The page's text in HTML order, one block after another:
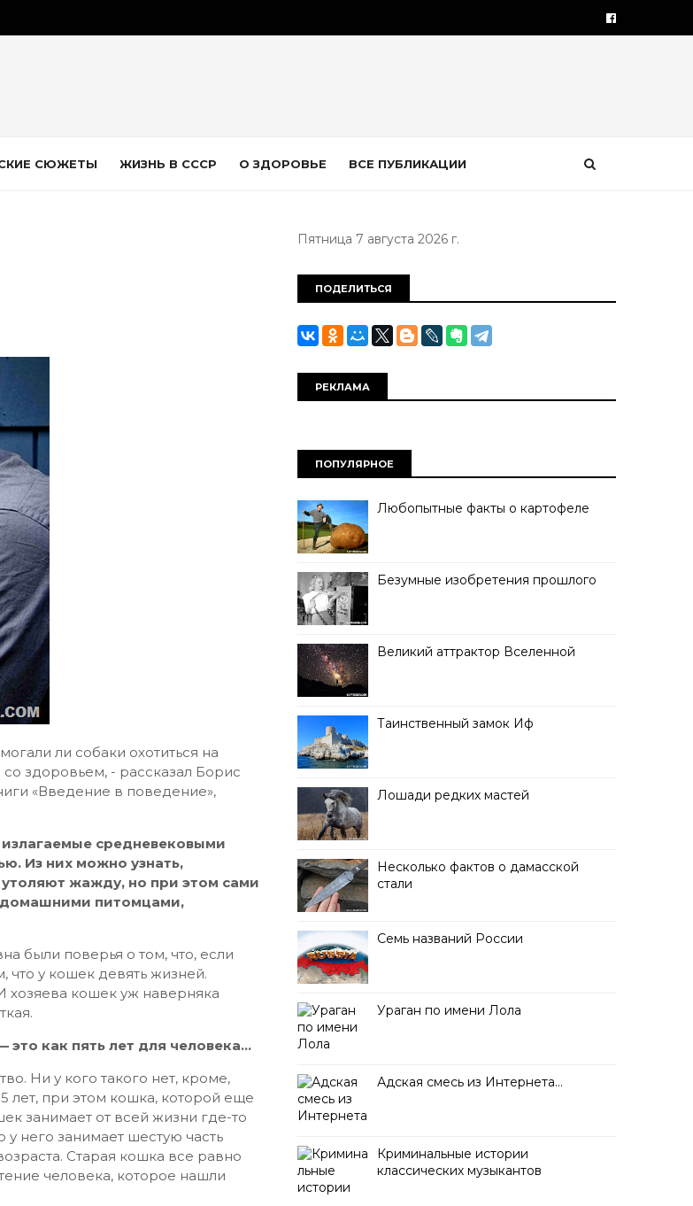
СЮЖЕТЫ ЖИЗНЬ В СССР О ЗДОРОВЬЕ ВСЕ ПУБЛИКАЦИИ
ли собаки охотиться на
здоровьем, - рассказал Борис
«Введение в поведение»,
средневековыми
Из них можно узнать,
жажду, но при этом сами
домашними питомцами,
были поверья о том, что, если
что у кошек девять жизней.
хозяева кошек уж наверняка
как пять лет для человека…
Ни у кого такого нет, кроме,
при этом кошка, которой еще
занимает от всей жизни где-то
у него занимает шестую часть
Старая кошка все равно
человека, которое нашли
Пятница 7 августа 2026 г.
ПОДЕЛИТЬСЯ
РЕКЛАМА
ПОПУЛЯРНОЕ
Любопытные факты о картофеле
Безумные изобретения прошлого
Великий аттрактор Вселенной
Таинственный замок Иф
Лошади редких мастей
Несколько фактов о дамасской
стали
Семь названий России
Ураган по имени Лола
Адская смесь из Интернета…
Криминальные истории
классических музыкантов